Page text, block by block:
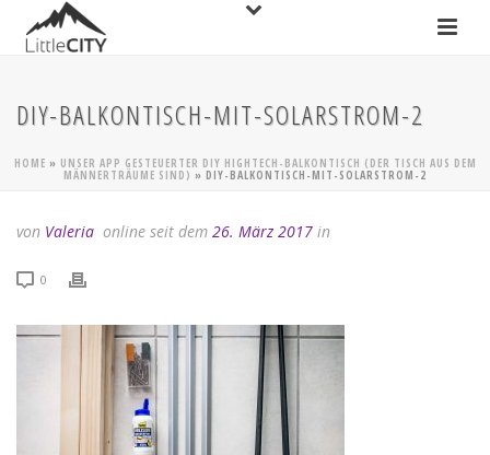
DIY-BALKONTISCH-MIT-SOLARSTROM-2
HOME » UNSER APP GESTEUERTER DIY HIGHTECH-BALKONTISCH (DER TISCH AUS DEM
MÄNNERTRÄUME SIND) » DIY-BALKONTISCH-MIT-SOLARSTROM-2
von Valeria online seit dem 26. März 2017 in
0